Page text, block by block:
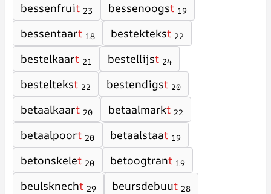
bessenfruit 23 bessenoogst 19
bessentaart 18 bestektekst 22
bestelkaart 21 bestellijst 24
besteltekst 22 bestendigst 20
betaalkaart 20 betaalmarkt 22
betaalpoort 20 betaalstaat 19
betonskelet 20 betoogtrant 19
beulsknecht 29 beursdebuut 28